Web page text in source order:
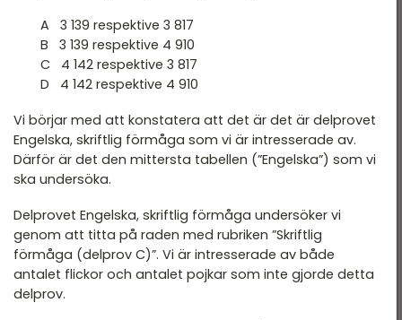
A 3 139 respektive 3 817
B 3 139 respektive 4 910
C 4 142 respektive 3 817
D 4 142 respektive 4 910
Vi börjar med att konstatera att det är det är delprovet
Engelska, skriftlig förmåga som vi är intresserade av.
Därför är det den mittersta tabellen (”Engelska”) som vi
ska undersöka.
Delprovet Engelska, skriftlig förmåga undersöker vi
genom att titta på raden med rubriken ”Skriftlig
förmåga (delprov C)”. Vi är intresserade av både
antalet flickor och antalet pojkar som inte gjorde detta
delprov.